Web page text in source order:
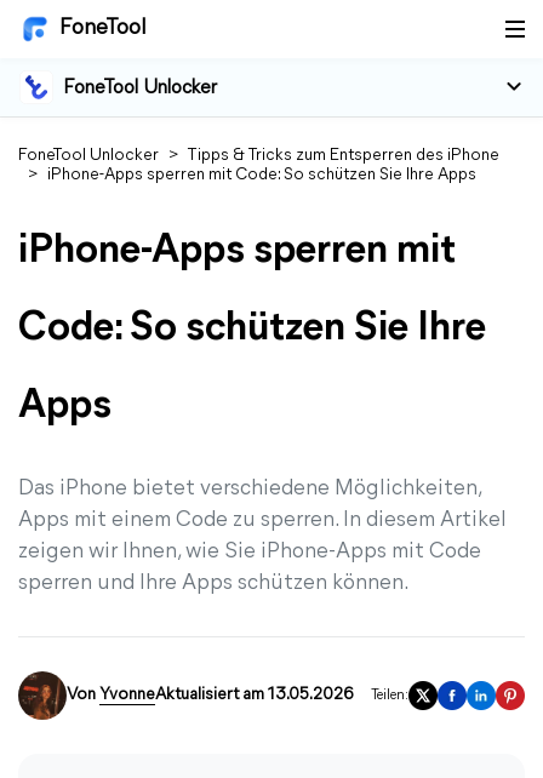
FoneTool
FoneTool Unlocker
FoneTool Unlocker >
Tipps & Tricks zum Entsperren des iPhone
> iPhone-Apps sperren mit Code: So schützen Sie Ihre Apps
iPhone-Apps sperren mit
Code: So schützen Sie Ihre
Apps
Das iPhone bietet verschiedene Möglichkeiten,
Apps mit einem Code zu sperren. In diesem Artikel
zeigen wir Ihnen, wie Sie iPhone-Apps mit Code
sperren und Ihre Apps schützen können.
Von YvonneAktualisiert am 13.05.2026 Teilen: